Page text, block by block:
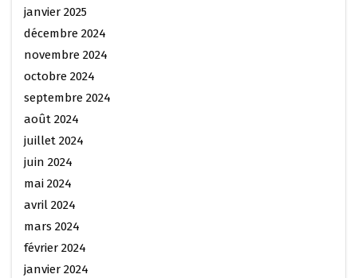
janvier 2025
décembre 2024
novembre 2024
octobre 2024
septembre 2024
août 2024
juillet 2024
juin 2024
mai 2024
avril 2024
mars 2024
février 2024
janvier 2024